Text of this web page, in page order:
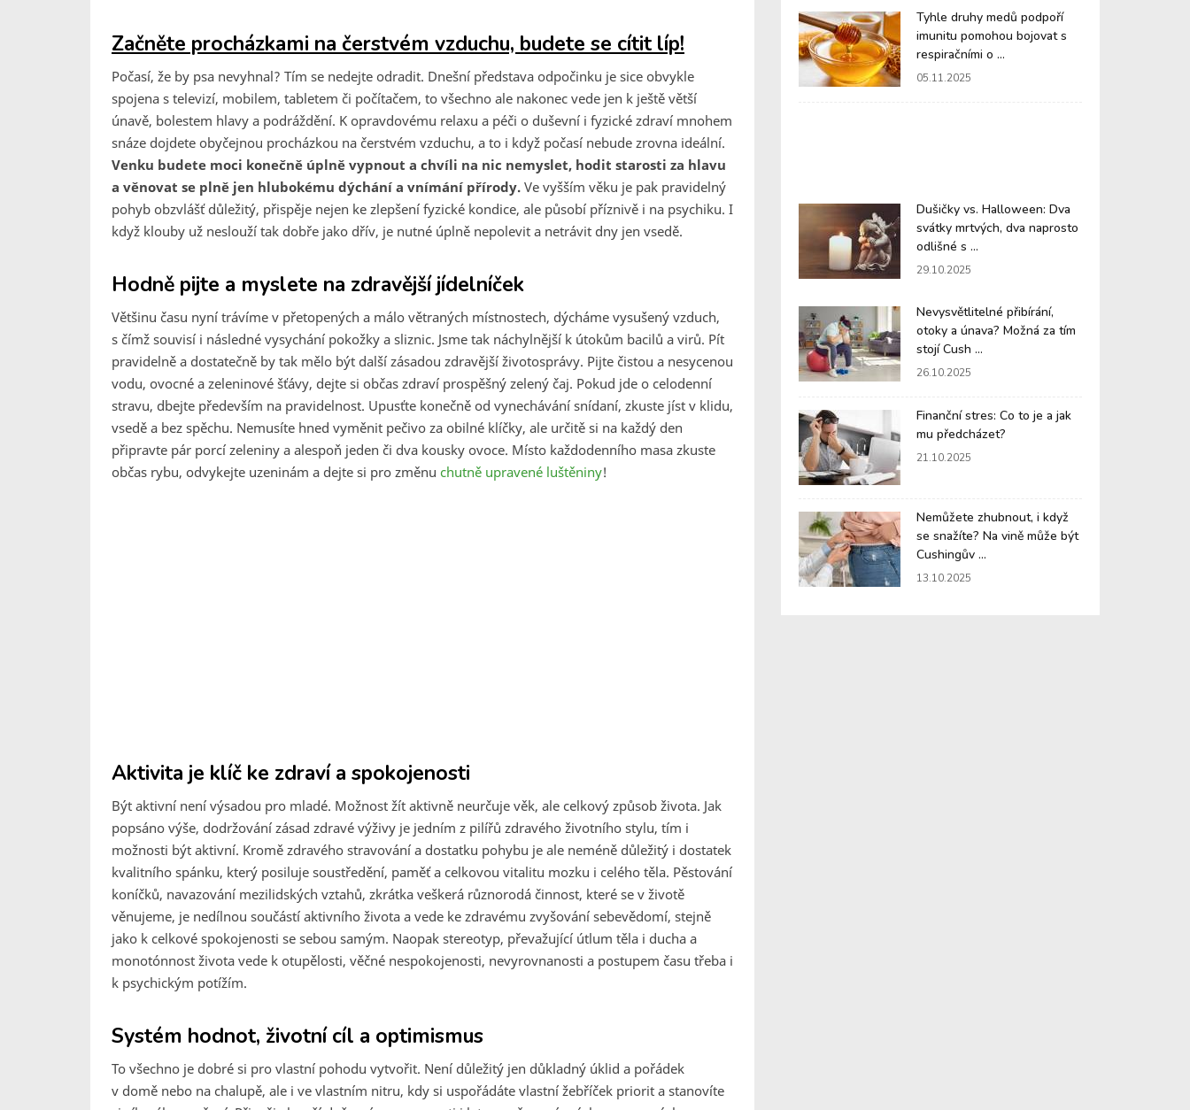
Začněte procházkami na čerstvém vzduchu, budete se cítit líp!
Počasí, že by psa nevyhnal? Tím se nedejte odradit. Dnešní představa odpočinku je sice obvykle
spojena s televizí, mobilem, tabletem či počítačem, to všechno ale nakonec vede jen k ještě větší
únavě, bolestem hlavy a podráždění. K opravdovému relaxu a péči o duševní i fyzické zdraví mnohem
snáze dojdete obyčejnou procházkou na čerstvém vzduchu, a to i když počasí nebude zrovna ideální.
Venku budete moci konečně úplně vypnout a chvíli na nic nemyslet, hodit starosti za hlavu
a věnovat se plně jen hlubokému dýchání a vnímání přírody. Ve vyšším věku je pak pravidelný
pohyb obzvlášť důležitý, přispěje nejen ke zlepšení fyzické kondice, ale působí příznivě i na psychiku. I
když klouby už neslouží tak dobře jako dřív, je nutné úplně nepolevit a netrávit dny jen vsedě.
Hodně pijte a myslete na zdravější jídelníček
Většinu času nyní trávíme v přetopených a málo větraných místnostech, dýcháme vysušený vzduch,
s čímž souvisí i následné vysychání pokožky a sliznic. Jsme tak náchylnější k útokům bacilů a virů. Pít
pravidelně a dostatečně by tak mělo být další zásadou zdravější životosprávy. Pijte čistou a nesycenou
vodu, ovocné a zeleninové šťávy, dejte si občas zdraví prospěšný zelený čaj. Pokud jde o celodenní
stravu, dbejte především na pravidelnost. Upusťte konečně od vynechávání snídaní, zkuste jíst v klidu,
vsedě a bez spěchu. Nemusíte hned vyměnit pečivo za obilné klíčky, ale určitě si na každý den
připravte pár porcí zeleniny a alespoň jeden či dva kousky ovoce. Místo každodenního masa zkuste
občas rybu, odvykejte uzeninám a dejte si pro změnu chutně upravené luštěniny!
Aktivita je klíč ke zdraví a spokojenosti
Být aktivní není výsadou pro mladé. Možnost žít aktivně neurčuje věk, ale celkový způsob života. Jak
popsáno výše, dodržování zásad zdravé výživy je jedním z pilířů zdravého životního stylu, tím i
možnosti být aktivní. Kromě zdravého stravování a dostatku pohybu je ale neméně důležitý i dostatek
kvalitního spánku, který posiluje soustředění, paměť a celkovou vitalitu mozku i celého těla. Pěstování
koníčků, navazování mezilidských vztahů, zkrátka veškerá různorodá činnost, které se v životě
věnujeme, je nedílnou součástí aktivního života a vede ke zdravému zvyšování sebevědomí, stejně
jako k celkové spokojenosti se sebou samým. Naopak stereotyp, převažující útlum těla i ducha a
monotónnost života vede k otupělosti, věčné nespokojenosti, nevyrovnanosti a postupem času třeba i
k psychickým potížím.
Systém hodnot, životní cíl a optimismus
To všechno je dobré si pro vlastní pohodu vytvořit. Není důležitý jen důkladný úklid a pořádek
v domě nebo na chalupě, ale i ve vlastním nitru, kdy si uspořádáte vlastní žebříček priorit a stanovíte
Tyhle druhy medů podpoří
imunitu pomohou bojovat s
respiračními o ...
05.11.2025
Dušičky vs. Halloween: Dva
svátky mrtvých, dva naprosto
odlišné s ...
29.10.2025
Nevysvětlitelné přibírání,
otoky a únava? Možná za tím
stojí Cush ...
26.10.2025
Finanční stres: Co to je a jak
mu předcházet?
21.10.2025
Nemůžete zhubnout, i když
se snažíte? Na vině může být
Cushingův ...
13.10.2025